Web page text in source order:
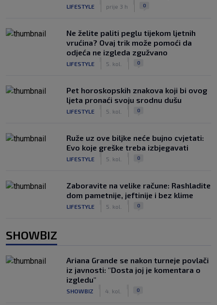
LIFESTYLE prije 3 h 0
Ne želite paliti peglu tijekom ljetnih
vrućina? Ovaj trik može pomoći da
odjeća ne izgleda zgužvano
LIFESTYLE 5. kol. 0
Pet horoskopskih znakova koji bi ovog
ljeta pronaći svoju srodnu dušu
LIFESTYLE 5. kol. 0
Ruže uz ove biljke neće bujno cvjetati:
Evo koje greške treba izbjegavati
LIFESTYLE 5. kol. 0
Zaboravite na velike račune: Rashladite
dom pametnije, jeftinije i bez klime
LIFESTYLE 5. kol. 0
SHOWBIZ
Ariana Grande se nakon turneje povlači
iz javnosti: "Dosta joj je komentara o
izgledu"
SHOWBIZ 4. kol. 0